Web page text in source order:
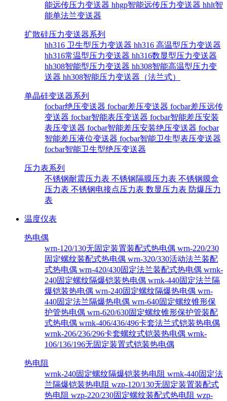
能远传压力变送器 hhgp智能远传压力变送器 hhlt智
能单法兰变送器
扩散硅压力变送器系列
hh316 卫生型压力变送器 hh316 高温型压力变送器
hh316常温型压力变送器 hh316数显型压力变送器
hh308智能型压力变送器 hh308智能高温型压力变
送器 hh308智能压力变送器（法兰式）
单晶硅变送器系列
focbar绝压变送器 focbar差压变送器 focbar差压远传
变送器 focbar智能表压变送器 focbar智能差压安装
表压变送器 focbar智能差压安装绝压变送器 focbar
智能差压液位变送器 focbar智能卫生型表压变送器
focbar智能卫生型绝压变送器
压力表系列
不锈钢耐震压力表 不锈钢隔膜压力表 不锈钢膜盒
压力表 不锈钢电接点压力表 数显压力表 防爆压力
表
温度仪表
热电偶
wrn-120/130无固定装置装配式热电偶 wrn-220/230
固定螺纹装配式热电偶 wrn-320/330活动法兰装配
式热电偶 wrn-420/430固定法兰装配式热电偶 wrnk-
240固定螺纹隔爆铠装热电偶 wrnk-440固定法兰隔
爆铠装热电偶 wrn-240固定螺纹隔爆热电偶 wrn-
440固定法兰隔爆热电偶 wrn-640固定螺纹锥形保
护管热电偶 wrn-620/630固定螺纹锥形保护管装配
式热电偶 wrnk-406/436/496卡套法兰式铠装热电偶
wrnk-206/236/296卡套螺纹式铠装热电偶 wrnk-
106/136/196无固定装置式铠装热电偶
热电阻
wrnk-240固定螺纹隔爆铠装热电阻 wrnk-440固定法
兰隔爆铠装热电阻 wzp-120/130无固定装置装配式
热电阻 wzp-220/230固定螺纹装配式热电阻 wzp-